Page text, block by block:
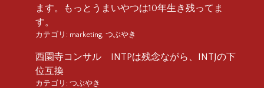
ます。もっとうまいやつは10年生き残ってま
す。
カテゴリ: marketing, つぶやき
西園寺コンサル INTPは残念ながら、INTJの下
位互換
カテゴリ: つぶやき